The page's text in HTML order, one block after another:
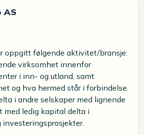
AS
oppgitt følgende aktivitet/bransje:
virksomhet innenfor
i inn- og utland, samt
og hva hermed står i forbindelse.
i andre selskaper med lignende
med ledig kapital delta i